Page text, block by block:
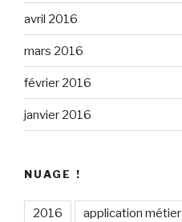
avril 2016
mars 2016
février 2016
janvier 2016
NUAGE !
2016 application métier